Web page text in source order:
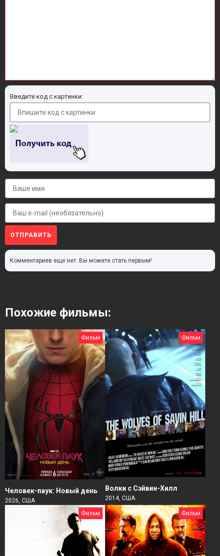
Введите код с картинки:
ОТПРАВИТЬ
Комментариев еще нет. Вы можете стать первым!
Похожие фильмы:
Фильм
Человек-паук: Новый день
2026, США
Фильм
Волки с Сэйвин-Хилл
2014, США
Фильм Фильм